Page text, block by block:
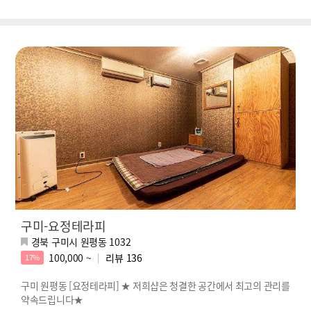
구미-요정테라피
경북 구미시 원평동 1032
17% 100,000 ~ 리뷰 136
구미 원평동 [요정테라피] ★ 저희샵은 청결한 공간에서 최고의 관리를
약속드립니다★